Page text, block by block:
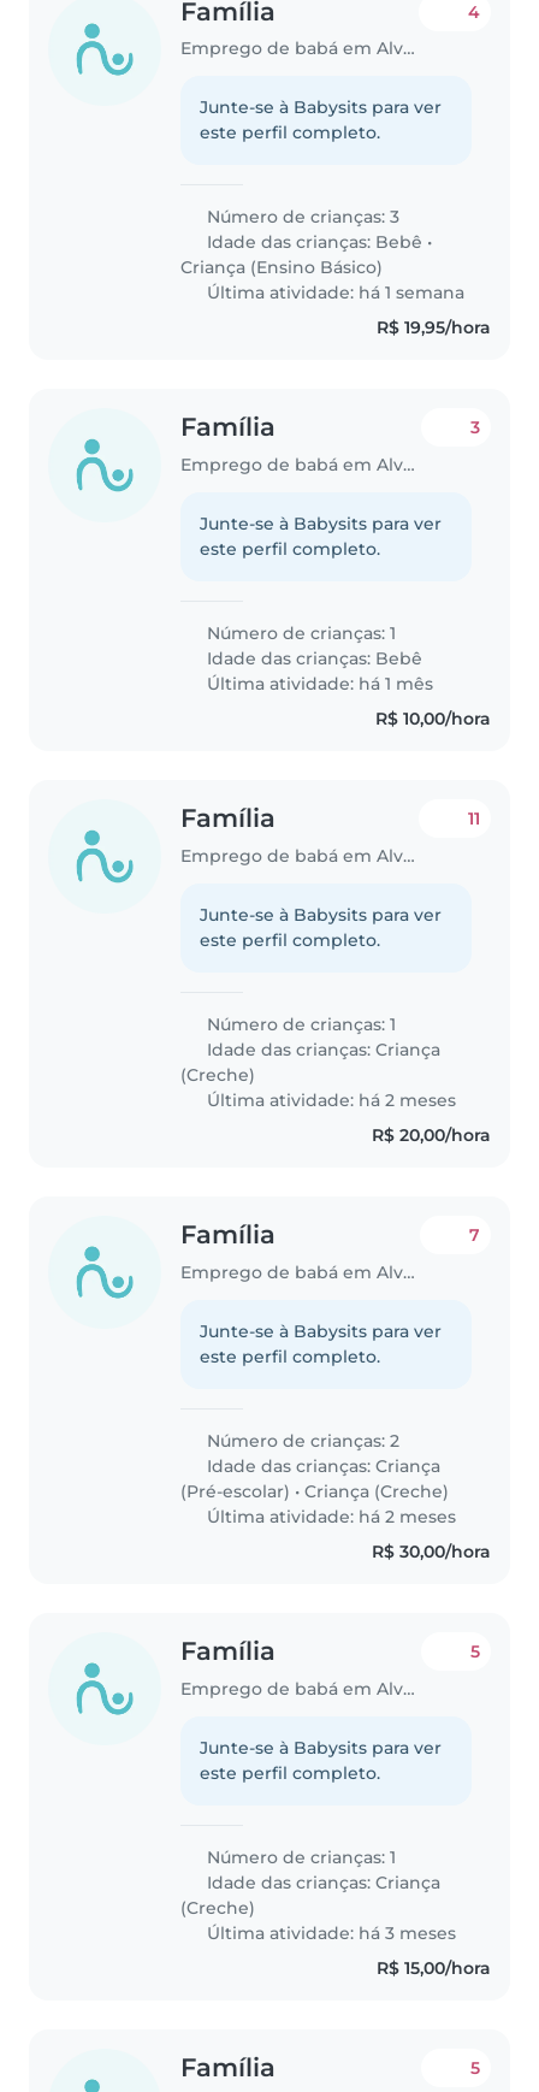
Família
Emprego de babá em Alvorada (Rio Grande do Sul)
4
Junte-se à Babysits para ver
este perfil completo.
Número de crianças: 3
Idade das crianças: Bebê •
Criança (Ensino Básico)
Última atividade: há 1 semana
R$ 19,95/hora
Família
Emprego de babá em Alvorada (Rio Grande do Sul)
3
Junte-se à Babysits para ver
este perfil completo.
Número de crianças: 1
Idade das crianças: Bebê
Última atividade: há 1 mês
R$ 10,00/hora
Família
Emprego de babá em Alvorada (Rio Grande do Sul)
11
Junte-se à Babysits para ver
este perfil completo.
Número de crianças: 1
Idade das crianças:Criança
(Creche)
Última atividade: há 2 meses
R$ 20,00/hora
Família
Emprego de babá em Alvorada (Rio Grande do Sul)
7
Junte-se à Babysits para ver
este perfil completo.
Número de crianças: 2
Idade das crianças:Criança
(Pré-escolar) •Criança (Creche)
Última atividade: há 2 meses
R$ 30,00/hora
Família
Emprego de babá em Alvorada (Rio Grande do Sul)
5
Junte-se à Babysits para ver
este perfil completo.
Número de crianças: 1
Idade das crianças:Criança
(Creche)
Última atividade: há 3 meses
R$ 15,00/hora
Família 5